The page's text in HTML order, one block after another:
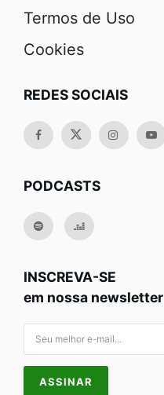
Termos de Uso
Cookies
REDES SOCIAIS
PODCASTS
INSCREVA-SE
em nossa newsletter